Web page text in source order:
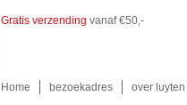
Gratis verzending vanaf €50,-
Home bezoekadres over